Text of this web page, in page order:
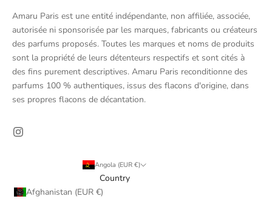
Amaru Paris est une entité indépendante, non affiliée, associée,
autorisée ni sponsorisée par les marques, fabricants ou créateurs
des parfums proposés. Toutes les marques et noms de produits
sont la propriété de leurs détenteurs respectifs et sont cités à
des fins purement descriptives. Amaru Paris reconditionne des
parfums 100 % authentiques, issus des flacons d'origine, dans
ses propres flacons de décantation.
Angola (EUR €)
Country
Afghanistan (EUR €)